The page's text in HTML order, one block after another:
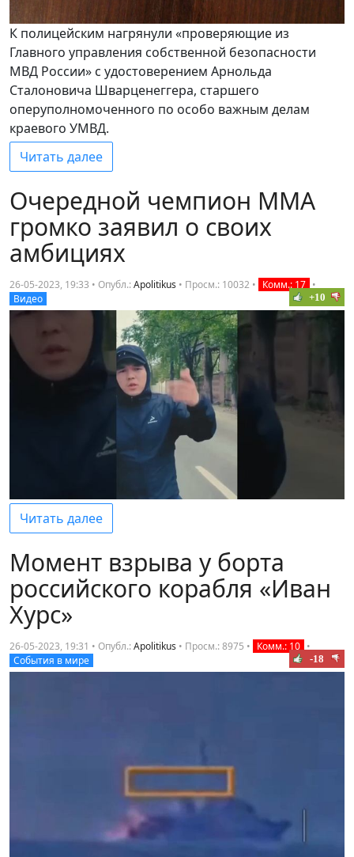
К полицейским нагрянули «проверяющие из
Главного управления собственной безопасности
МВД России» с удостоверением Арнольда
Сталоновича Шварценеггера, старшего
оперуполномоченного по особо важным делам
краевого УМВД.
Читать далее
Очередной чемпион ММА
громко заявил о своих
амбициях
26-05-2023, 19:33 • Опубл.:Apolitikus • Просм.: 10032 • Комм.: 17 •
Видео
+10
Читать далее
Момент взрыва у борта
российского корабля «Иван
Хурс»
26-05-2023, 19:31 • Опубл.:Apolitikus • Просм.: 8975 • Комм.: 10 •
События в мире
-18